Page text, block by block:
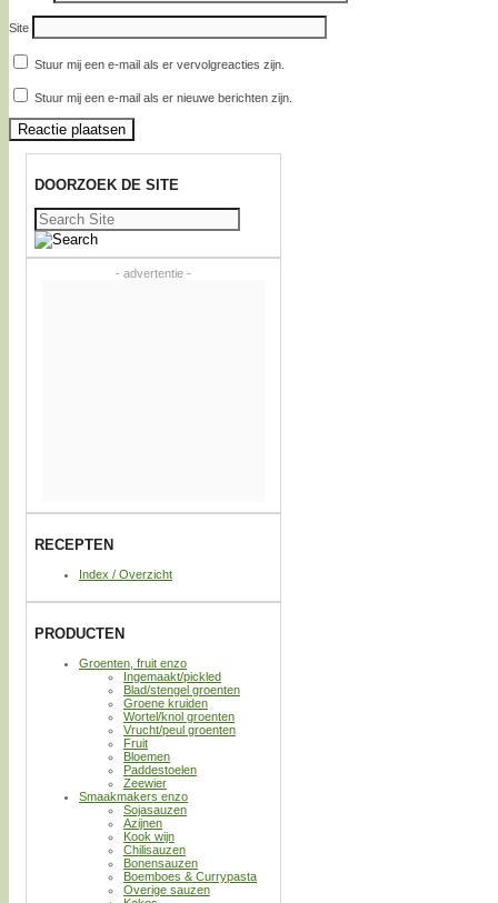
Site
Stuur mij een e-mail als er vervolgreacties zijn.
Stuur mij een e-mail als er nieuwe berichten zijn.
DOORZOEK DE SITE
Zoeken
naar:
- advertentie -
RECEPTEN
Index / Overzicht
PRODUCTEN
Groenten, fruit enzo
Ingemaakt/pickled
Blad/stengel groenten
Groene kruiden
Wortel/knol groenten
Vrucht/peul groenten
Fruit
Bloemen
Paddestoelen
Zeewier
Smaakmakers enzo
Sojasauzen
Azijnen
Kook wijn
Chilisauzen
Bonensauzen
Boemboes & Currypasta
Overige sauzen